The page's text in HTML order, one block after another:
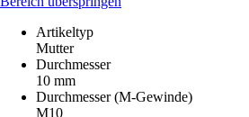
Artikeltyp
Mutter
Durchmesser
10 mm
Durchmesser (M-Gewinde)
M10